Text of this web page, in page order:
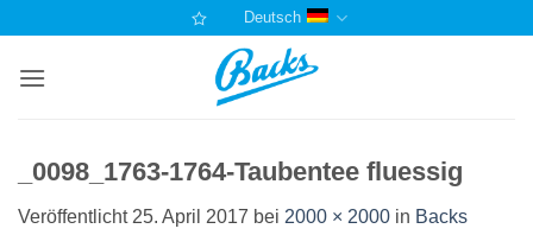
springen
Deutsch
_0098_1763-1764-Taubentee fluessig
Veröffentlicht 25. April 2017 bei 2000 × 2000 in Backs